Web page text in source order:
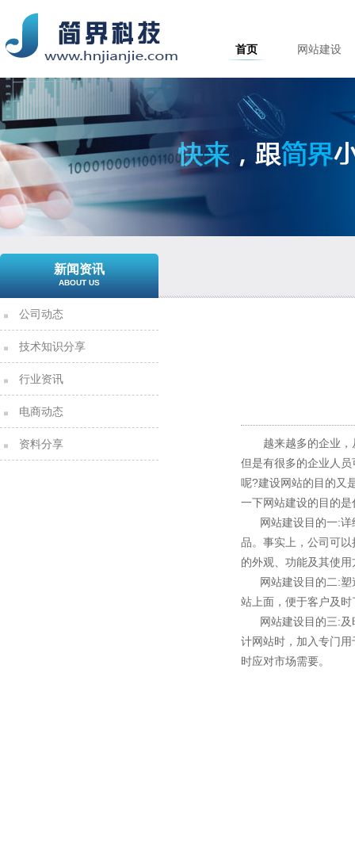
首页 网站建设
新闻资讯
ABOUT US
公司动态
技术知识分享
行业资讯
电商动态
资料分享
越来越多的企业，从
但是有很多的企业人
呢?建设网站的目的又
一下网站建设的目的是
网站建设目的一:
品。事实上，公司可
的外观、功能及其使
网站建设目的二:
站上面，便于客户及
网站建设目的三:
计网站时，加入专门
时应对市场需要。